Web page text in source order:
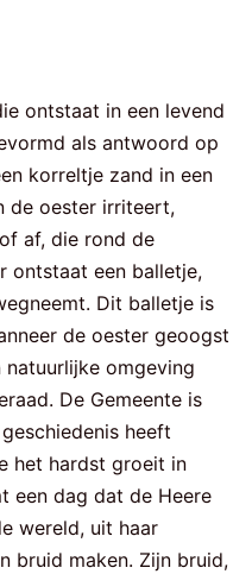
ontstaat in een levend
als antwoord op
korreltje zand in een
de oester irriteert,
af, die rond de
ontstaat een balletje,
Dit balletje is
de oester geoogst
omgeving
De Gemeente is
heeft
het hardst groeit in
een dag dat de Heere
wereld, uit haar
bruid maken. Zijn bruid,